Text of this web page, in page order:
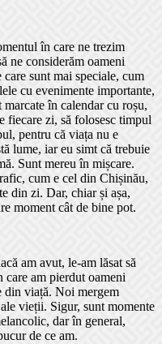
în care ne trezim
ne considerăm oameni
sunt mai speciale, cum
cu evenimente importante,
marcate în calendar cu roșu,
fiecare zi, să folosesc timpul
pentru că viața nu e
lume, iar eu simt că trebuie
Sunt mereu în mișcare.
cum e cel din Chișinău,
din zi. Dar, chiar și așa,
moment cât de bine pot.
am avut, le-am lăsat să
care am pierdut oameni
din viață. Noi mergem
vieții. Sigur, sunt momente
dar în general,
de ce am.